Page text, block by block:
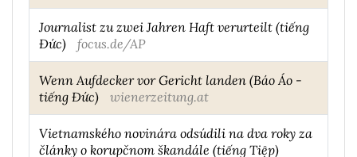
Journalist zu zwei Jahren Haft verurteilt (tiếng
Đức)
focus.de/AP
Wenn Aufdecker vor Gericht landen (Báo Áo -
tiếng Đức)
wienerzeitung.at
Vietnamského novinára odsúdili na dva roky za
články o korupčnom škandále (tiếng Tiệp)